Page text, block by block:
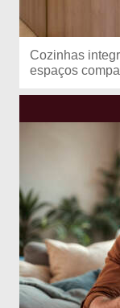
Cozinhas
espaços